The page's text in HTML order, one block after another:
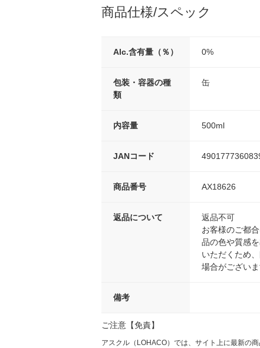
商品仕様/スペック
Alc.含有量（％） 0%
包装・容器の種
類
缶
内容量 500ml
JANコード
商品番号 AX18626
返品について
返品不可
お客様のご都
品の色や質感
いただくため
場合がござい
備考
ご注意【免責】
アスクル（LOHACO）では、サイト上に最新の